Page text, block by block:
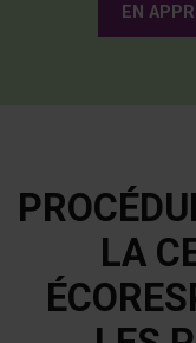
EN
LA